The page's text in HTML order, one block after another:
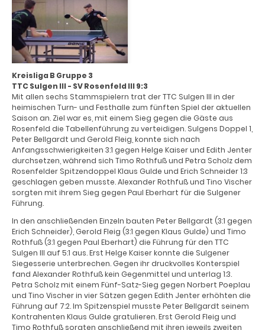
Kreisliga B Gruppe 3
TTC Sulgen III - SV Rosenfeld III 9:3
Mit allen sechs Stammspielern trat der TTC Sulgen III in der
heimischen Turn- und Festhalle zum fünften Spiel der aktuellen
Saison an. Ziel war es, mit einem Sieg gegen die Gäste aus
Rosenfeld die Tabellenführung zu verteidigen. Sulgens Doppel 1,
Peter Bellgardt und Gerold Fleig, konnte sich nach
Anfangsschwierigkeiten 3:1 gegen Helge Kaiser und Edith Jenter
durchsetzen, während sich Timo Rothfuß und Petra Scholz dem
Rosenfelder Spitzendoppel Klaus Gulde und Erich Schneider 1:3
geschlagen geben musste. Alexander Rothfuß und Tino Vischer
sorgten mit ihrem Sieg gegen Paul Eberhart für die Sulgener
Führung.
In den anschließenden Einzeln bauten Peter Bellgardt (3:1 gegen
Erich Schneider), Gerold Fleig (3:1 gegen Klaus Gulde) und Timo
Rothfuß (3:1 gegen Paul Eberhart) die Führung für den TTC
Sulgen III auf 5:1 aus. Erst Helge Kaiser konnte die Sulgener
Siegesserie unterbrechen. Gegen ihr druckvolles Konterspiel
fand Alexander Rothfuß kein Gegenmittel und unterlag 1:3.
Petra Scholz mit einem Fünf-Satz-Sieg gegen Norbert Poeplau
und Tino Vischer in vier Sätzen gegen Edith Jenter erhöhten die
Führung auf 7:2. Im Spitzenspiel musste Peter Bellgardt seinem
Kontrahenten Klaus Gulde gratulieren. Erst Gerold Fleig und
Timo Rothfuß sorgten anschließend mit ihren jeweils zweiten